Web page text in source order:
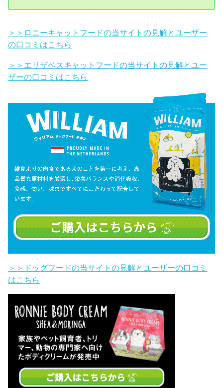
＞＞ロニーキャットフードの当サイトの見解とユーザー
の口コミはこちら
＞＞エリザベスキャットフードの当サイトの見解とユー
ザーの口コミはこちら
＞＞ドッグフードの当サイトの見解とユーザーの口コミ
はこちら